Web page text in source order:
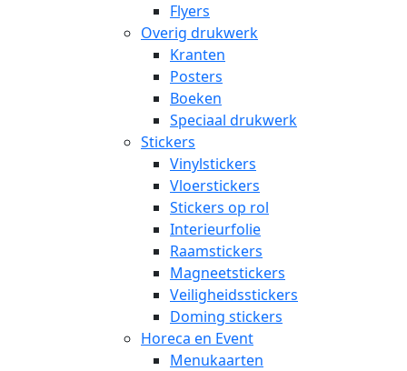
Flyers
Overig drukwerk
Kranten
Posters
Boeken
Speciaal drukwerk
Stickers
Vinylstickers
Vloerstickers
Stickers op rol
Interieurfolie
Raamstickers
Magneetstickers
Veiligheidsstickers
Doming stickers
Horeca en Event
Menukaarten